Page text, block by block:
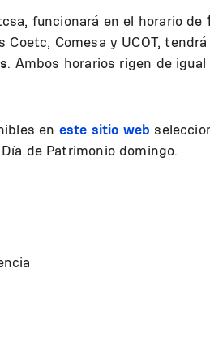
funcionará en el horario de
Coetc, Comesa y UCOT,
. Ambos horarios rigen de
en este sitio web
de Patrimonio domingo.